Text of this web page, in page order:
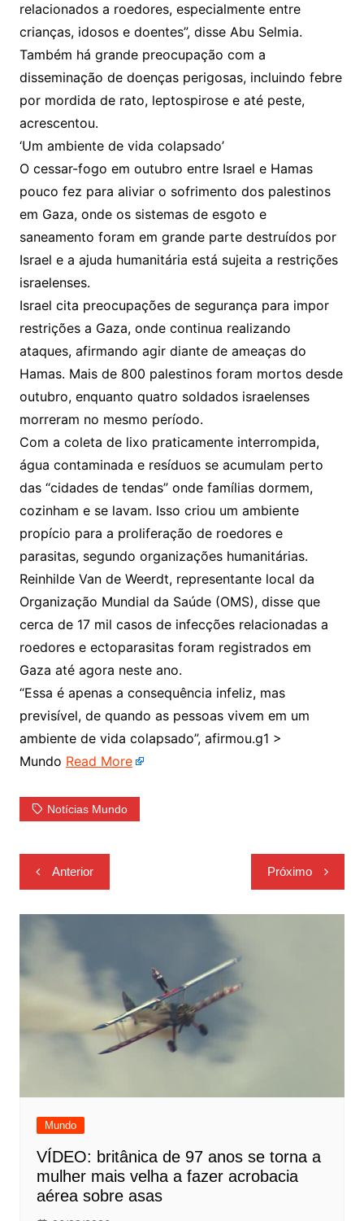
relacionados a roedores, especialmente entre
crianças, idosos e doentes”, disse Abu Selmia.
Também há grande preocupação com a
disseminação de doenças perigosas, incluindo febre
por mordida de rato, leptospirose e até peste,
acrescentou.
‘Um ambiente de vida colapsado’
O cessar-fogo em outubro entre Israel e Hamas
pouco fez para aliviar o sofrimento dos palestinos
em Gaza, onde os sistemas de esgoto e
saneamento foram em grande parte destruídos por
Israel e a ajuda humanitária está sujeita a restrições
israelenses.
Israel cita preocupações de segurança para impor
restrições a Gaza, onde continua realizando
ataques, afirmando agir diante de ameaças do
Hamas. Mais de 800 palestinos foram mortos desde
outubro, enquanto quatro soldados israelenses
morreram no mesmo período.
Com a coleta de lixo praticamente interrompida,
água contaminada e resíduos se acumulam perto
das “cidades de tendas” onde famílias dormem,
cozinham e se lavam. Isso criou um ambiente
propício para a proliferação de roedores e
parasitas, segundo organizações humanitárias.
Reinhilde Van de Weerdt, representante local da
Organização Mundial da Saúde (OMS), disse que
cerca de 17 mil casos de infecções relacionadas a
roedores e ectoparasitas foram registrados em
Gaza até agora neste ano.
“Essa é apenas a consequência infeliz, mas
previsível, de quando as pessoas vivem em um
ambiente de vida colapsado”, afirmou.g1 >
Mundo Read More
Notícias Mundo
Navegação
de
Post
Anterior Próximo
Mundo
VÍDEO: britânica de 97 anos se torna a
mulher mais velha a fazer acrobacia
aérea sobre asas